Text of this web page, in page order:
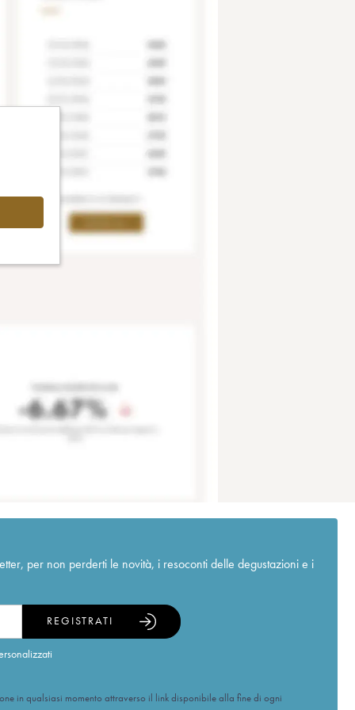
per non perderti le novità, i resoconti delle degustazioni e i
REGISTRATI
in qualsiasi momento attraverso il link disponibile alla fine di ogni